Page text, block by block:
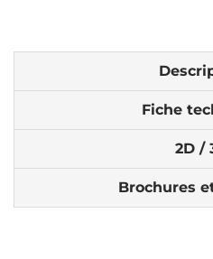
Fiche
2D /
Brochures